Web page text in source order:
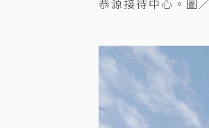
恭源接待中心。圖／